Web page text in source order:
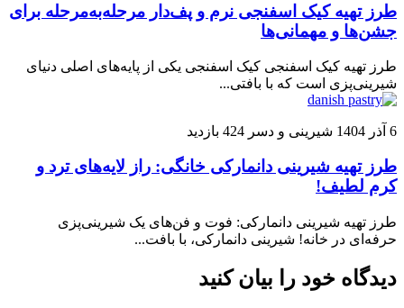
طرز تهیه کیک اسفنجی نرم و پف‌دار مرحله‌به‌مرحله برای
جشن‌ها و مهمانی‌ها
طرز تهیه کیک اسفنجی کیک اسفنجی یکی از پایه‌های اصلی دنیای
شیرینی‌پزی است که با بافتی...
6 آذر 1404 شیرینی و دسر 424 بازدید
طرز تهیه شیرینی دانمارکی خانگی: راز لایه‌های ترد و
کرم لطیف!
طرز تهیه شیرینی دانمارکی: فوت و فن‌های یک شیرینی‌پزی
حرفه‌ای در خانه! شیرینی دانمارکی، با بافت...
دیدگاه خود را بیان کنید